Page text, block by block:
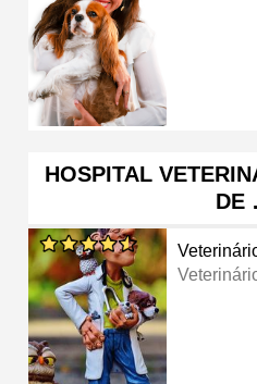
HOSPITAL
DE